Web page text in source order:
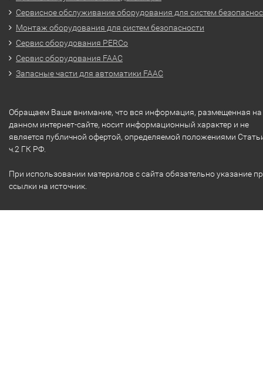
Сервисное обслуживание оборудования для систем
Монтаж оборудования для систем безопасности
Сервис оборудования PERCo
Сервис оборудования FAAC
Запасные части для автоматики FAAC
Обращаем Ваше внимание, что вся информация, размещенная на
данном интернет-сайте, носит информационный характер и не
является публичной офертой, определяемой положениями
ч.2 ГК РФ.
При использовании материалов с сайта обязательно указание
ссылки на источник.